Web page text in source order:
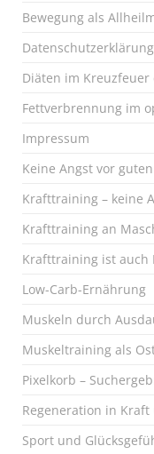
Bewegung als
Datenschutzerklärung
Diäten im
Fettverbrennung im
Impressum
Keine Angst vor
Krafttraining – keine
Krafttraining an
Krafttraining ist auch
Low-Carb-Ernährung
Muskeln durch
Muskeltraining als
Pixelkorb –
Regeneration in
Sport und